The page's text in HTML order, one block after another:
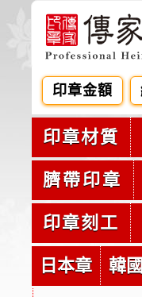
印章金額
印章材質
臍帶印章
印章刻工
日本章 韓